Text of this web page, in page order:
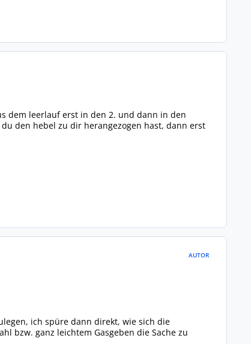
dem leerlauf erst in den 2. und dann in den
den hebel zu dir herangezogen hast, dann erst
AUTOR
ich spüre dann direkt, wie sich die
bzw. ganz leichtem Gasgeben die Sache zu